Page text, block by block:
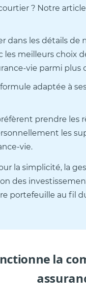
? Notre
dans les détails
les meilleurs choix
vie parmi plus
adaptée à
prendre les
les
vie.
la simplicité, la
des
portefeuille au fil
la